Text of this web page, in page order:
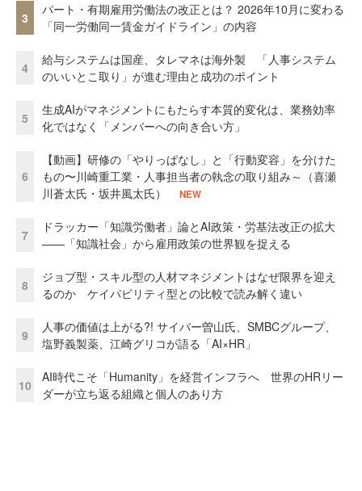
3
パート・有期雇用労働法の改正とは？ 2026年10月に変わる
「同一労働同一賃金ガイドライン」の内容
4
給与システムは国産、タレマネは海外製 「人事システム
のいいとこ取り」が進む理由と成功のポイント
5
生成AIがマネジメントにもたらす本質的変化は、業務効率
化ではなく「メンバーへの向き合い方」
6
【動画】研修の「やりっぱなし」と「行動変容」を分けた
もの〜川崎重工業・人事担当者の執念の取り組み～（喜瀬
川蒼太氏・坂井風太氏）
NEW
7
ドラッカー「知識労働者」論とAI政策・労基法改正の拡大
——「知識社会」から雇用政策の世界観を捉える
8
ジョブ型・スキル型の人材マネジメントはなぜ限界を迎え
るのか ケイパビリティ型との比較で読み解く違い
9
人事の価値は上がる?! サイバー曽山氏、SMBCグループ、
塩野義製薬、江崎グリコが語る「AI×HR」
10
AI時代こそ「Humanity」を経営インフラへ 世界のHRリー
ダーが立ち返る組織と個人のあり方